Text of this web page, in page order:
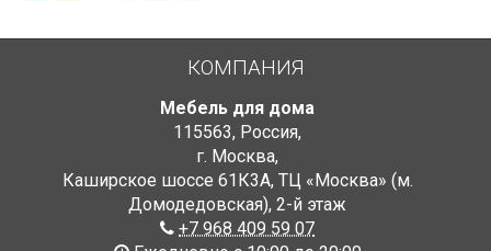
КОМПАНИЯ
Мебель для дома
115563, Россия,
г. Москва,
Каширское шоссе 61К3А, ТЦ «Москва» (м.
Домодедовская), 2-й этаж
+7 968 409 59 07